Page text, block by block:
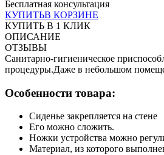
Бесплатная консультация
КУПИТЬВ КОРЗИНЕ
КУПИТЬ В 1 КЛИК
ОПИСАНИЕ
ОТЗЫВЫ
Санитарно-гигиеническое
процедуры.Даже в небольшом
Особенности товара:
Сиденье закрепляется на стене
Его можно сложить.
Ножки устройства можно
Материал, из которого